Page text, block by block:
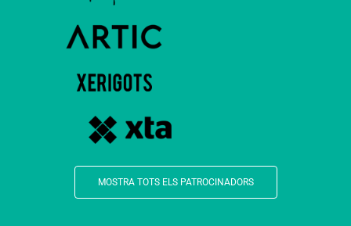
MOSTRA TOTS ELS PATROCINADORS